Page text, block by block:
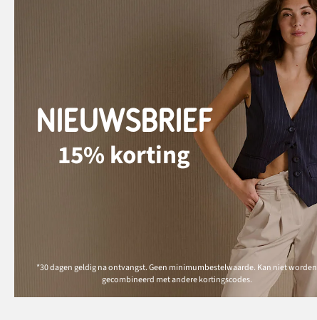
NIEUWSBRIEF
15% korting
*30 dagen geldig na ontvangst. Geen minimumbestelwaarde. Kan niet worden
gecombineerd met andere kortingscodes.